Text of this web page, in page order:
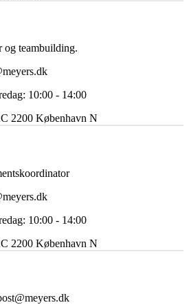
og teambuilding.
2200 København N
10:00 - 14:00
2200 København N
10:00 - 14:00